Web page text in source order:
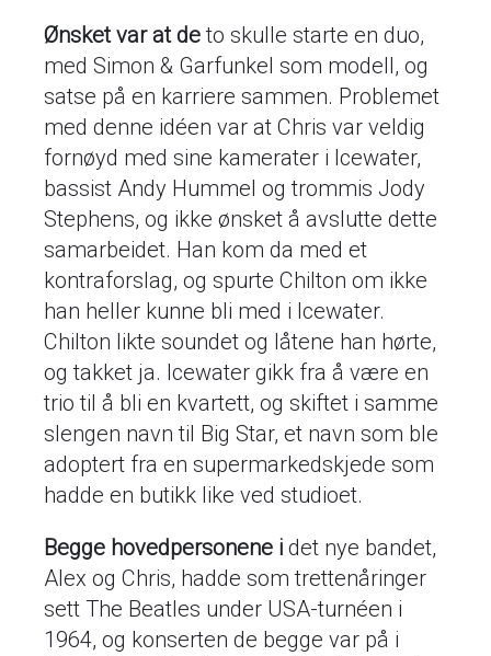
Ønsket var at deto skulle starte en duo,
med Simon & Garfunkel som modell, og
satse på en karriere sammen. Problemet
med denne idéen var at Chris var veldig
fornøyd med sine kamerater i Icewater,
bassist Andy Hummel og trommis Jody
Stephens, og ikke ønsket å avslutte dette
samarbeidet. Han kom da med et
kontraforslag, og spurte Chilton om ikke
han heller kunne bli med i Icewater.
Chilton likte soundet og låtene han hørte,
og takket ja. Icewater gikk fra å være en
trio til å bli en kvartett, og skiftet i samme
slengen navn til Big Star, et navn som ble
adoptert fra en supermarkedskjede som
hadde en butikk like ved studioet.
Begge hovedpersonene i det nye bandet,
Alex og Chris, hadde som trettenåringer
sett The Beatles under USA-turnéen i
1964, og konserten de begge var på i